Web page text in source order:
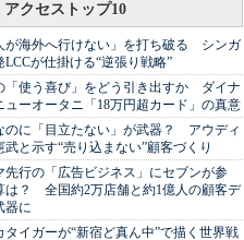
クセストップ10
が海外へ行けない」を打ち破る シンガ
LCCが仕掛ける“逆張り戦略”
「使う喜び」をどう引き出すか ダイナ
ューオータニ「18万円超カード」の真意
のに「目立たない」が武器？ アウディ
武と示す“売り込まない”顧客づくり
先行の「広告ビジネス」にセブンが参
は？ 全国約2万店舗と約1億人の顧客デ
器に
タイガーが“新宿ど真ん中”で描く世界戦